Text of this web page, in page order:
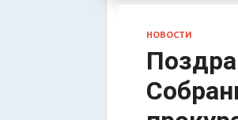
НОВОСТИ